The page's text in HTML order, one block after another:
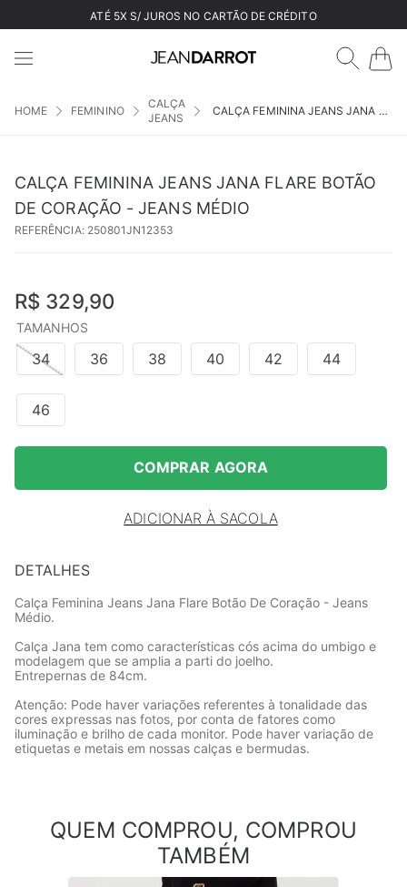
ATÉ 5X S/ JUROS NO CARTÃO DE CRÉDITO
FEMININO
CALÇA
JEANS
CALÇA FEMININA JEANS JANA FLARE BOTÃO DE CORAÇÃO - JEANS MÉDIO
CALÇA FEMININA JEANS JANA FLARE BOTÃO
DE CORAÇÃO - JEANS MÉDIO
REFERÊNCIA: 250801JN12353
R$ 329,90
TAMANHOS
34 36 38 40 42 44
46
COMPRAR AGORA
ADICIONAR À SACOLA
DETALHES
Calça Feminina Jeans Jana Flare Botão De Coração - Jeans
Médio.
Calça Jana tem como características cós acima do umbigo e
modelagem que se amplia a parti do joelho.
Entrepernas de 84cm.
Atenção: Pode haver variações referentes à tonalidade das
cores expressas nas fotos, por conta de fatores como
iluminação e brilho de cada monitor. Pode haver variação de
etiquetas e metais em nossas calças e bermudas.
QUEM COMPROU, COMPROU
TAMBÉM